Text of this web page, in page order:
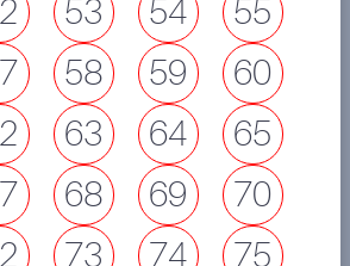
53 54
55
58 59
60
63 64
65
68 69
70
73 74
75